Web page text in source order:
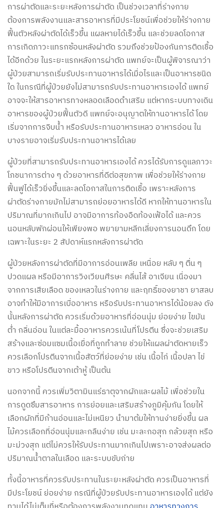
การผ่าตัดและระยะหลังการผ่าตัด เป็นช่วงเวลาที่ร่างกาย
ต้องการพลังงานและสารอาหารที่มีประโยชน์เพื่อช่วยให้ร่างกาย
ฟื้นตัวหลังผ่าตัดได้เร็วขึ้น แผลหายได้เร็วขึ้น และช่วยลดโอกาส
การเกิดภาวะแทรกซ้อนหลังผ่าตัด รวมถึงช่วยป้องกันการติดเชื้อ
ได้อีกด้วย ในระยะแรกหลังการผ่าตัด แพทย์จะเป็นผู้พิจารณาว่า
ผู้ป่วยสามารถเริ่มรับประทานอาหารได้เมื่อไรและเป็นอาหารชนิด
ใด ในกรณีที่ผู้ป่วยยังไม่สามารถรับประทานอาหารเองได้ แพทย์
อาจจะให้สารอาหารทางหลอดเลือดดำเสริม แต่หากระบบทางเดิน
อาหารของผู้ป่วยฟื้นตัวดี แพทย์จะอนุญาตให้ทานอาหารได้ โดย
เริ่มจากการจิบน้ำ หรือรับประทานอาหารเหลว อาหารอ่อน ใน
บางรายอาจเริ่มรับประทานอาหารได้เลย
ผู้ป่วยที่สามารถรับประทานอาหารเองได้ ควรได้รับการดูแลภาวะ
โภชนาการต่าง ๆ ด้วยอาหารที่ดีต่อสุขภาพ เพื่อช่วยให้ร่างกาย
ฟื้นฟูได้เร็วยิ่งขึ้นและลดโอกาสในการติดเชื้อ เพราะหลังการ
ผ่าตัดร่างกายมักไม่สามารถย่อยอาหารได้ดี หากให้ทานอาหารใน
ปริมาณที่มากเกินไป อาจมีอาการท้องอืดท้องเฟ้อได้ และควร
นอนหลับพักผ่อนให้เพียงพอ พยายามหลีกเลี่ยงการนอนดึก โดย
เฉพาะในระยะ 2 สัปดาห์แรกหลังการผ่าตัด
ผู้ป่วยหลังการผ่าตัดที่มีอาการอ่อนเพลีย เหนื่อย หลับ ๆ ตื่น ๆ
ปวดแผล หรือมีอาการวิงเวียนศีรษะ คลื่นไส้ อาเจียน เนื่องมา
จากการเสียเลือด ของเหลวในร่างกาย และฤทธิ์ของยาชา ยาสลบ
อาจทำให้มีอาการเบื่ออาหาร หรือรับประทานอาหารได้น้อยลง ดัง
นั้นหลังการผ่าตัด ควรเริ่มด้วยอาหารที่อ่อนนุ่ม ย่อยง่าย ไขมัน
ต่ำ กลิ่นอ่อน ในแต่ละมื้ออาหารควรเน้นที่โปรตีน ซึ่งจะช่วยเสริม
สร้างและซ่อมแซมเนื้อเยื่อที่ถูกทำลาย ช่วยให้แผลผ่าตัดหายเร็ว
ควรเลือกโปรตีนจากเนื้อสัตว์ที่ย่อยง่าย เช่น เนื้อไก่ เนื้อปลา ไข่
ขาว หรือโปรตีนจากเต้าหู้ เป็นต้น
นอกจากนี้ ควรเพิ่มวิตามินแร่ธาตุจากผักและผลไม้ เพื่อช่วยใน
การดูดซึมสารอาหาร การย่อยและเสริมสร้างภูมิคุ้มกัน โดยให้
เลือกผักที่มีก้านอ่อนและไม่เหนียว นำมาต้มให้ทานง่ายยิ่งขึ้น ผล
ไม้ควรเลือกที่อ่อนนุ่มและกลืนง่าย เช่น มะละกอสุก กล้วยสุก หรือ
มะม่วงสุก แต่ไม่ควรให้รับประทานมากเกินไปเพราะอาจส่งผลต่อ
ปริมาณน้ำตาลในเลือด และระบบขับถ่าย
ทั้งนี้อาหารที่ควรรับประทานในระยะหลังผ่าตัด ควรเป็นอาหารที่
มีประโยชน์ ย่อยง่าย กรณีที่ผู้ป่วยรับประทานอาหารเองได้ แต่ยัง